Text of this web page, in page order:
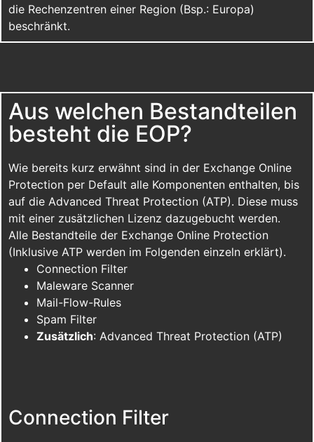
die Rechenzentren einer Region (Bsp.: Europa)
beschränkt.
Aus welchen Bestandteilen
besteht die EOP?
Wie bereits kurz erwähnt sind in der Exchange Online
Protection per Default alle Komponenten enthalten, bis
auf die Advanced Threat Protection (ATP). Diese muss
mit einer zusätzlichen Lizenz dazugebucht werden.
Alle Bestandteile der Exchange Online Protection
(Inklusive ATP werden im Folgenden einzeln erklärt).
Connection Filter
Maleware Scanner
Mail-Flow-Rules
Spam Filter
Zusätzlich: Advanced Threat Protection (ATP)
Connection Filter